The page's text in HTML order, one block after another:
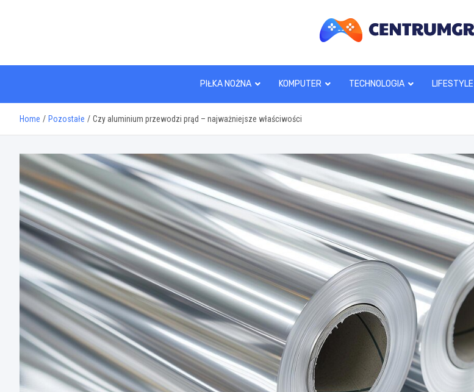
centrumgry.pl
PIŁKA NOŻNA KOMPUTER TECHNOLOGIA LIFESTYLE
Home Pozostałe Czy aluminium przewodzi prąd – najważniejsze właściwości